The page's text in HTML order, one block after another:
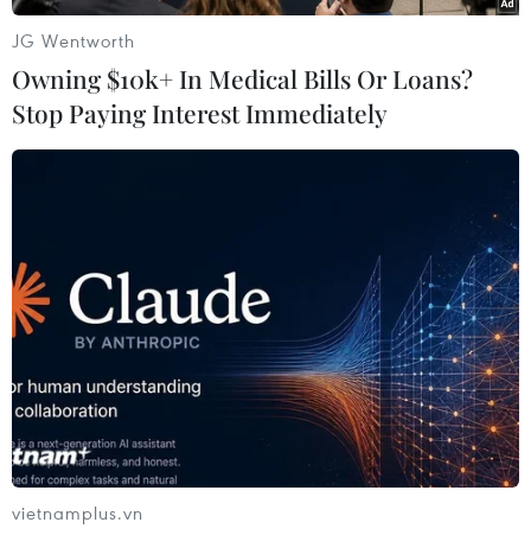
(TTXVN/Vietnam+)
JG Wentworth
Owning $10k+ In Medical Bills Or Loans?
Stop Paying Interest Immediately
vietnamplus.vn